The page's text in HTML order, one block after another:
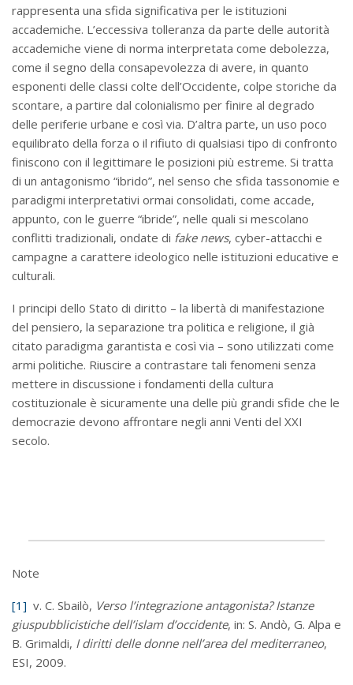
rappresenta una sfida significativa per le istituzioni
accademiche. L’eccessiva tolleranza da parte delle autorità
accademiche viene di norma interpretata come debolezza,
come il segno della consapevolezza di avere, in quanto
esponenti delle classi colte dell’Occidente, colpe storiche da
scontare, a partire dal colonialismo per finire al degrado
delle periferie urbane e così via. D’altra parte, un uso poco
equilibrato della forza o il rifiuto di qualsiasi tipo di confronto
finiscono con il legittimare le posizioni più estreme. Si tratta
di un antagonismo “ibrido”, nel senso che sfida tassonomie e
paradigmi interpretativi ormai consolidati, come accade,
appunto, con le guerre “ibride”, nelle quali si mescolano
conflitti tradizionali, ondate di fake news, cyber-attacchi e
campagne a carattere ideologico nelle istituzioni educative e
culturali.
I principi dello Stato di diritto – la libertà di manifestazione
del pensiero, la separazione tra politica e religione, il già
citato paradigma garantista e così via – sono utilizzati come
armi politiche. Riuscire a contrastare tali fenomeni senza
mettere in discussione i fondamenti della cultura
costituzionale è sicuramente una delle più grandi sfide che le
democrazie devono affrontare negli anni Venti del XXI
secolo.
Note
[1] v. C. Sbailò, Verso l’integrazione antagonista? Istanze
giuspubblicistiche dell’islam d’occidente, in: S. Andò, G. Alpa e
B. Grimaldi, I diritti delle donne nell’area del mediterraneo,
ESI, 2009.